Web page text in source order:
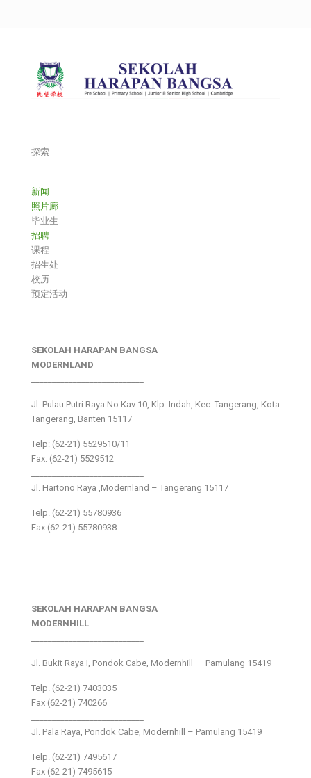
探索
新闻
照片廊
毕业生
招聘
课程
招生处
校历
预定活动
SEKOLAH HARAPAN BANGSA
MODERNLAND
Jl. Pulau Putri Raya No.Kav 10, Klp. Indah, Kec. Tangerang, Kota
Tangerang, Banten 15117
Telp: (62-21) 5529510/11
Fax: (62-21) 5529512
Jl. Hartono Raya ,Modernland – Tangerang 15117
Telp. (62-21) 55780936
Fax (62-21) 55780938
SEKOLAH HARAPAN BANGSA
MODERNHILL
Jl. Bukit Raya I, Pondok Cabe, Modernhill – Pamulang 15419
Telp. (62-21) 7403035
Fax (62-21) 740266
Jl. Pala Raya, Pondok Cabe, Modernhill – Pamulang 15419
Telp. (62-21) 7495617
Fax (62-21) 7495615